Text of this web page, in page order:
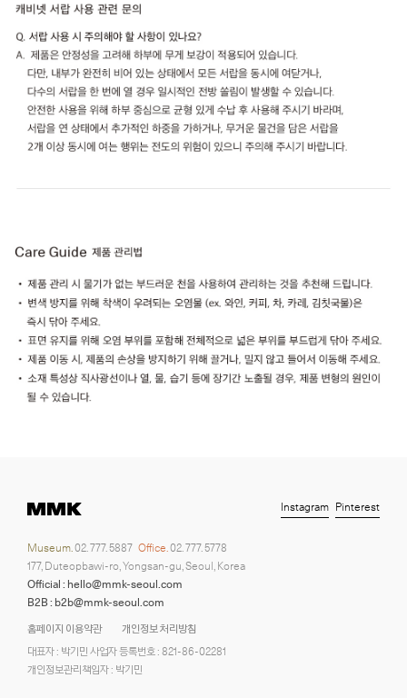
홈페이지 이용약관
개인정보 처리방침
대표자 : 박기민 사업자 등록번호 : 821-86-02281
개인정보관리책임자 : 박기민
Museum.02. 777. 5887 Office.02. 777. 5778
177, Duteopbawi-ro, Yongsan-gu, Seoul, Korea
Official : hello@mmk-seoul.com
B2B : b2b@mmk-seoul.com
Instagram Pinterest